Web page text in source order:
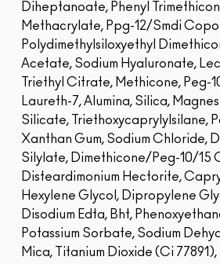
Diheptanoate, Phenyl
Methacrylate, Ppg-12/Smdi
Polydimethylsiloxyethyl
Acetate, Sodium Hyaluronate,
Triethyl Citrate, Methicone, Peg-
Laureth-7, Alumina, Silica,
Silicate, Triethoxycaprylylsilane,
Xanthan Gum, Sodium Chloride,
Silylate, Dimethicone/Peg-10/15
Disteardimonium Hectorite,
Hexylene Glycol, Dipropylene
Disodium Edta, Bht,
Potassium Sorbate, Sodium
Mica, Titanium Dioxide (Ci